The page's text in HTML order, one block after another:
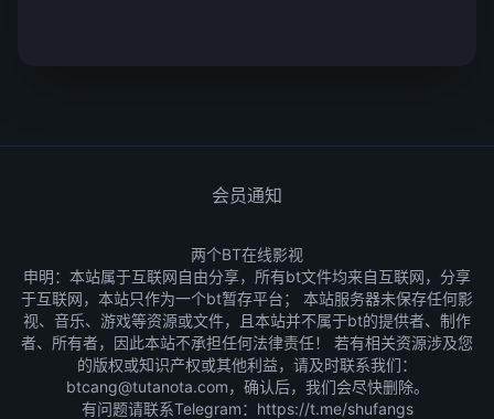
会员通知
两个BT在线影视
申明：本站属于互联网自由分享，所有bt文件均来自互联网，分享
于互联网，本站只作为一个bt暂存平台； 本站服务器未保存任何影
视、音乐、游戏等资源或文件，且本站并不属于bt的提供者、制作
者、所有者，因此本站不承担任何法律责任！ 若有相关资源涉及您
的版权或知识产权或其他利益，请及时联系我们：
btcang@tutanota.com，确认后，我们会尽快删除。
有问题请联系Telegram： https://t.me/shufangs